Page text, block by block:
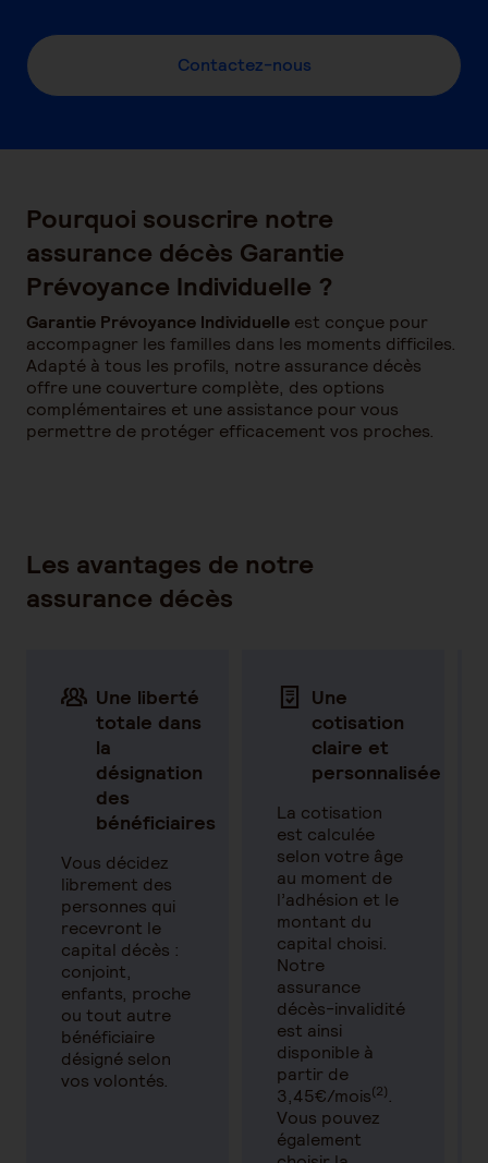
Contactez-nous​
Pourquoi souscrire notre
assurance décès Garantie
Prévoyance Individuelle ?
Garantie Prévoyance Individuelle est conçue pour
accompagner les familles dans les moments difficiles.
Adapté à tous les profils, notre assurance décès
offre une couverture complète, des options
complémentaires et une assistance pour vous
permettre de protéger efficacement vos proches.
Les avantages de notre
assurance décès
Une liberté
totale dans
la
désignation
des
bénéficiaires
Vous décidez
librement des
personnes qui
recevront le
capital décès :
conjoint,
enfants, proche
ou tout autre
bénéficiaire
désigné selon
vos volontés.
Une
cotisation
claire et
personnalisée
La cotisation
est calculée
selon votre âge
au moment de
l’adhésion et le
montant du
capital choisi.
Notre
assurance
décès-invalidité
est ainsi
disponible à
partir de
3,45€/mois(2) .
Vous pouvez
également